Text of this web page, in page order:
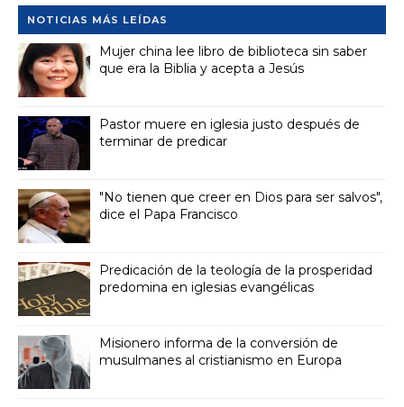
NOTICIAS MÁS LEÍDAS
Mujer china lee libro de biblioteca sin saber
que era la Biblia y acepta a Jesús
Pastor muere en iglesia justo después de
terminar de predicar
"No tienen que creer en Dios para ser salvos",
dice el Papa Francisco
Predicación de la teología de la prosperidad
predomina en iglesias evangélicas
Misionero informa de la conversión de
musulmanes al cristianismo en Europa